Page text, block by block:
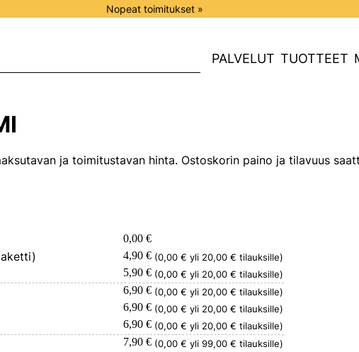
Nopeat toimitukset »
PALVELUT TUOTTEET
ja toimitustavan hinta. Ostoskorin paino ja tilavuus
0,00 €
4,90 € (0,00 € yli 20,00 € tilauksille)
5,90 € (0,00 € yli 20,00 € tilauksille)
6,90 € (0,00 € yli 20,00 € tilauksille)
6,90 € (0,00 € yli 20,00 € tilauksille)
6,90 € (0,00 € yli 20,00 € tilauksille)
7,90 € (0,00 € yli 99,00 € tilauksille)